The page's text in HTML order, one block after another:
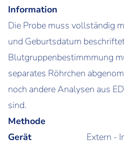
Information
Die Probe muss vollständig
und Geburtsdatum
Blutgruppenbestimmmung
separates Röhrchen
noch andere Analysen aus
sind.
Methode
Gerät
Extern -